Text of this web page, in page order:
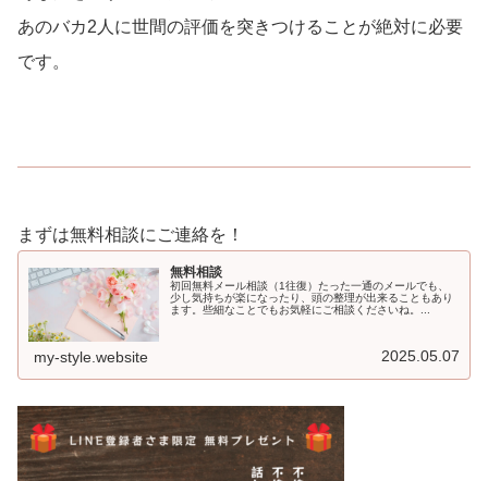
あのバカ2人に世間の評価を突きつけることが絶対に必要
です。
まずは無料相談にご連絡を！
無料相談
初回無料メール相談（1往復）たった一通のメールでも、
少し気持ちが楽になったり、頭の整理が出来ることもあり
ます。些細なことでもお気軽にご相談くださいね。...
my-style.website 2025.05.07